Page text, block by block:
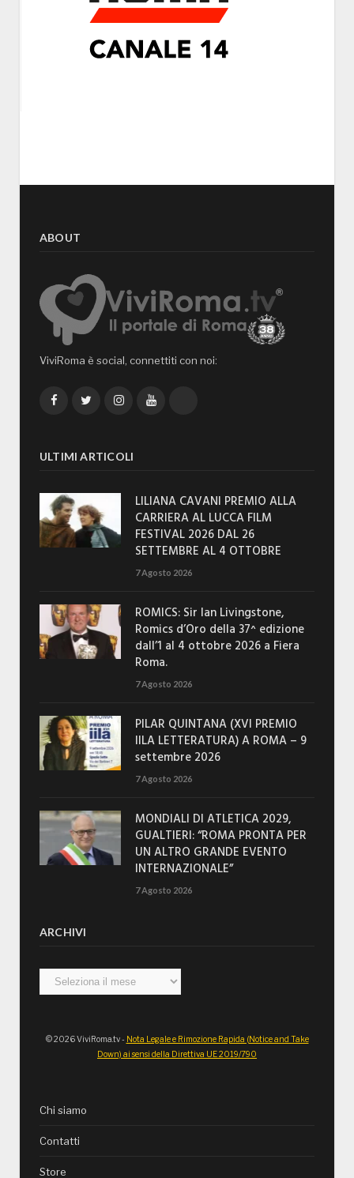
ABOUT
ViviRoma è social, connettiti con noi:
FacebookTwitterInstagramYouTube
ULTIMI ARTICOLI
LILIANA CAVANI PREMIO ALLA
CARRIERA AL LUCCA FILM
FESTIVAL 2026 DAL 26
SETTEMBRE AL 4 OTTOBRE
7 Agosto 2026
ROMICS: Sir Ian Livingstone,
Romics d’Oro della 37^ edizione
dall’1 al 4 ottobre 2026 a Fiera
Roma.
7 Agosto 2026
PILAR QUINTANA (XVI PREMIO
IILA LETTERATURA) A ROMA – 9
settembre 2026
7 Agosto 2026
MONDIALI DI ATLETICA 2029,
GUALTIERI: “ROMA PRONTA PER
UN ALTRO GRANDE EVENTO
INTERNAZIONALE”
7 Agosto 2026
ARCHIVI
Archivi
© 2026 ViviRoma.tv - Nota Legale e Rimozione Rapida (Notice and Take
Down) ai sensi della Direttiva UE 2019/790
Chi siamo
Contatti
Store